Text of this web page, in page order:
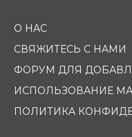
О НАС
СВЯЖИТЕСЬ С НАМИ
ФОРУМ ДЛЯ
ИСПОЛЬЗОВАНИЕ
ПОЛИТИКА